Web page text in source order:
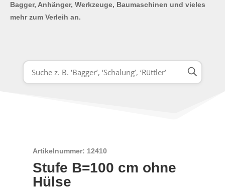
Bagger, Anhänger, Werkzeuge, Baumaschinen und vieles
mehr zum Verleih an.
Artikelnummer: 12410
Stufe B=100 cm ohne
Hülse